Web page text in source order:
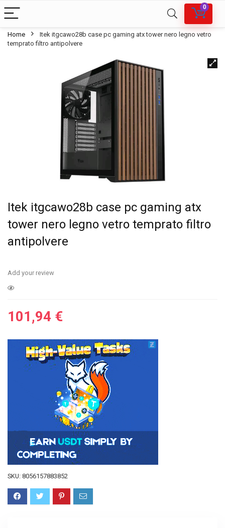
0
Home
Itek itgcawo28b case pc gaming atx tower nero legno vetro
temprato filtro antipolvere
Itek itgcawo28b case pc gaming atx
tower nero legno vetro temprato filtro
antipolvere
Add your review
101,94 €
SKU: 8056157883852